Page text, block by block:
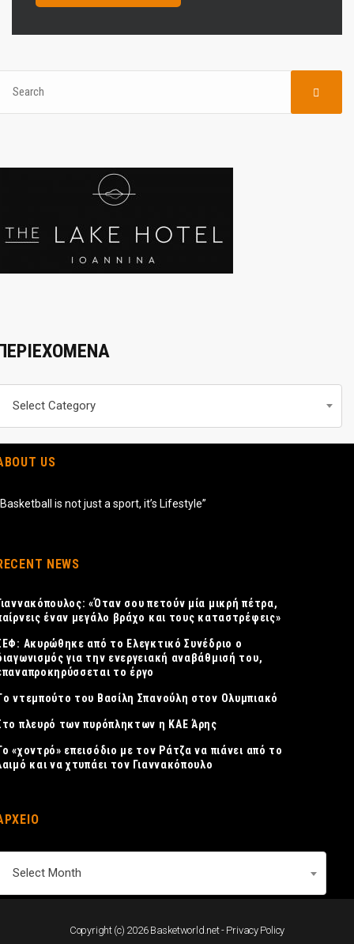
Select Category
US
is not just a sport, it’s Lifestyle”
NEWS
«Όταν σου πετούν μία μικρή πέτρα,
έναν μεγάλο βράχο και τους καταστρέφεις»
Ακυρώθηκε από το Ελεγκτικό Συνέδριο ο
για την ενεργειακή αναβάθμισή του,
το έργο
ντεμπούτο του Βασίλη Σπανούλη στον Ολυμπιακό
πλευρό των πυρόπληκτων η ΚΑΕ Άρης
«χοντρό» επεισόδιο με τον Ράτζα να πιάνει από το
και να χτυπάει τον Γιαννακόπουλο
Select Month
Copyright (c) 2026 Basketworld.net - Privacy Policy